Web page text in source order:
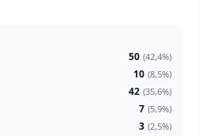
50 (42,4%)
10 (8,5%)
42 (35,6%)
7 (5,9%)
3 (2,5%)